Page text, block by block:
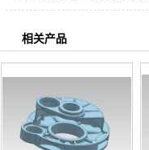
相关产品